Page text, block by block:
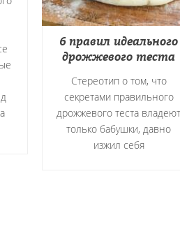
6 правил идеального
дрожжевого теста
Стереотип о том, что
секретами правильного
дрожжевого теста владеют
только бабушки, давно
изжил себя